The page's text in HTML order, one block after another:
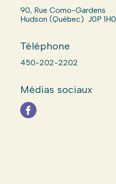
90, Rue Como-Gardens
Hudson (Québec) J0P 1H0
Téléphone
450-202-2202
Médias sociaux